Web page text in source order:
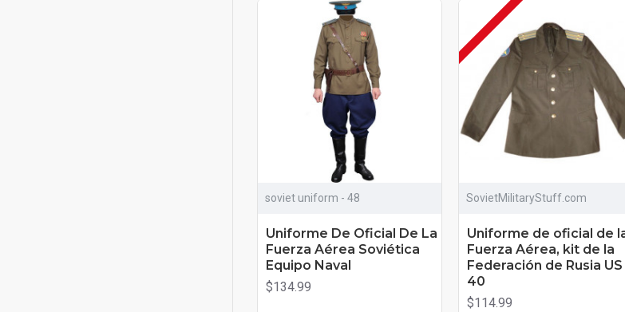
soviet uniform - 48
Uniforme De Oficial De La
Fuerza Aérea Soviética
Equipo Naval
$134.99
SovietMilitaryStuff.com
Uniforme de oficial de
Fuerza Aérea, kit de la
Federación de Rusia US
40
$114.99